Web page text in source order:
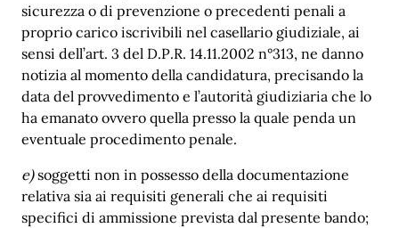
sicurezza o di prevenzione o precedenti penali a
proprio carico iscrivibili nel casellario giudiziale, ai
sensi dell’art. 3 del D.P.R. 14.11.2002 n°313, ne danno
notizia al momento della candidatura, precisando la
data del provvedimento e l’autorità giudiziaria che lo
ha emanato ovvero quella presso la quale penda un
eventuale procedimento penale.
e)soggetti non in possesso della documentazione
relativa sia ai requisiti generali che ai requisiti
specifici di ammissione prevista dal presente bando;